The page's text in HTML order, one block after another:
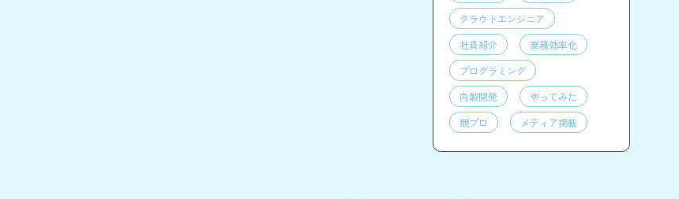
クラウドエンジニア
社員紹介
業務効率化
プログラミング
内製開発
やってみた
競プロ
メディア掲載